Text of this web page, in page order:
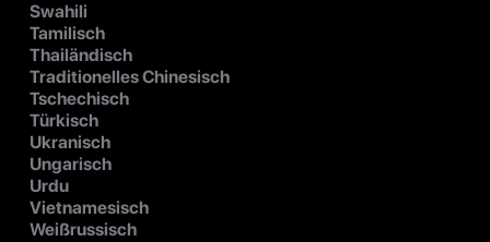
Swahili
Tamilisch
Thailändisch
Traditionelles Chinesisch
Tschechisch
Türkisch
Ukranisch
Ungarisch
Urdu
Vietnamesisch
Weißrussisch